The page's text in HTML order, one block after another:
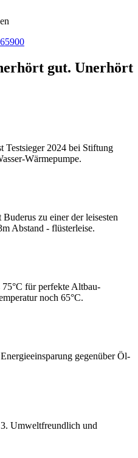
gut. Unerhört
2024 bei Stiftung
Wärmepumpe.
zu einer der leisesten
Abstand - flüsterleise.
für perfekte Altbau-
noch 65°C.
gegenüber Öl-
Umweltfreundlich und